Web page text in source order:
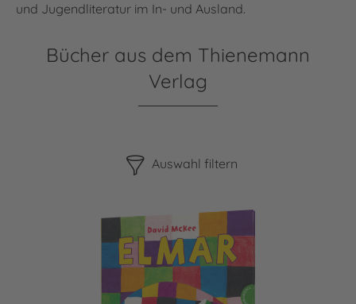
und Jugendliteratur im In- und Ausland.
Bücher aus dem Thienemann
Verlag
Auswahl filtern